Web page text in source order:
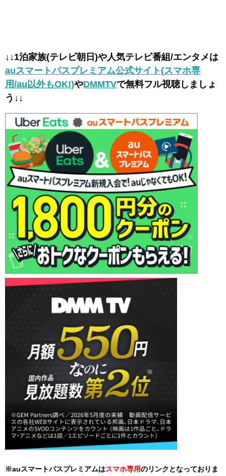
↓↓1泊家族(テレビ朝日)や人気テレビ番組/エンタメは
auスマートパスプレミアム公式サイト(スマホ専
用/au以外もOK!)やDMMTVで無料フル視聴しましょ
う↓↓
※auスマートパスプレミアムはスマホ専用のリンクとなっておりま